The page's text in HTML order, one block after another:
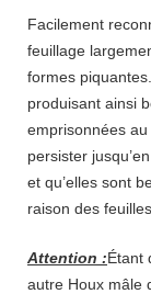
Facilement
feuillage
formes
produisant ainsi
emprisonnées
persister
et qu’elles sont
raison des
Attention :Étant
autre Houx mâle